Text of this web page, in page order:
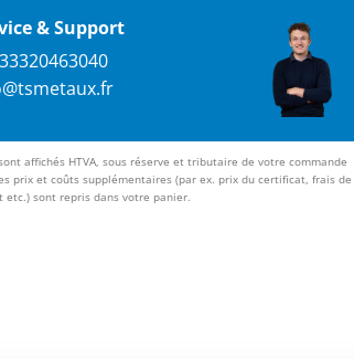
& Support
affichés HTVA, sous réserve et tributaire de votre commande
prix et coûts supplémentaires (par ex. prix du certificat, frais de
etc.) sont repris dans votre panier.